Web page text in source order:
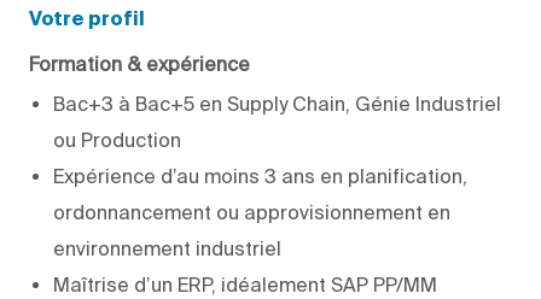
Votre profil
Formation & expérience
Bac+3 à Bac+5 en Supply Chain, Génie Industriel
ou Production
Expérience d’au moins 3 ans en planification,
ordonnancement ou approvisionnement en
environnement industriel
Maîtrise d’un ERP, idéalement SAP PP/MM